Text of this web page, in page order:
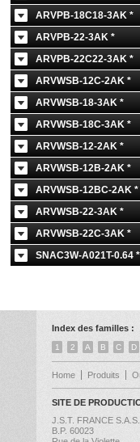
ARVPB-18C18-3AK *
ARVPB-22-3AK *
ARVPB-22C22-3AK *
ARVWSB-12C-2AK *
ARVWSB-18-3AK *
ARVWSB-18C-3AK *
ARVWSB-12-2AK *
ARVWSB-12B-2AK *
ARVWSB-12BC-2AK *
ARVWSB-22-3AK *
ARVWSB-22C-3AK *
SNAC3W-A021T-0.64 *
Index des familles :
1 2 A B C D
Home Produits
SITE DE
J.S.T. FRANCE S.A.S.
B.P. 60023